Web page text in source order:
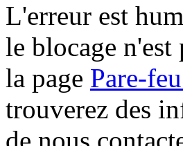
L'erreur est
le blocage
la page Pare-
trouverez des